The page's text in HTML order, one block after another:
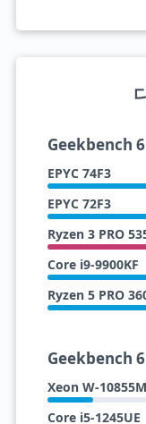
Geekbench 6
EPYC 74F3
EPYC 72F3
Ryzen 3 PRO
Core i9-9900KF
Ryzen 5 PRO
Geekbench 6
Xeon W-10855M
Core i5-1245UE